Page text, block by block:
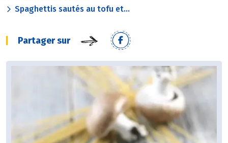
Spaghettis sautés au tofu et...
Partager sur